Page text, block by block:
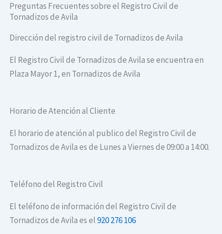
Preguntas Frecuentes sobre el Registro Civil de
Tornadizos de Avila
Dirección del registro civil de Tornadizos de Avila
El Registro Civil de Tornadizos de Avila se encuentra en
Plaza Mayor 1, en Tornadizos de Avila
Horario de Atención al Cliente
El horario de atención al publico del Registro Civil de
Tornadizos de Avila es de Lunes a Viernes de 09:00 a 14:00.
Teléfono del Registro Civil
El teléfono de información del Registro Civil de
Tornadizos de Avila es el920 276 106